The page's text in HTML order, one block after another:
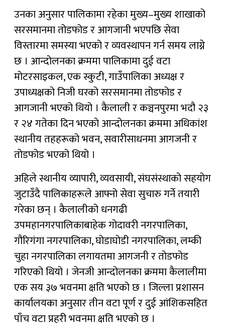
उनका अनुसार पालिकामा रहेका मुख्य–मुख्य शाखाको
सरसमानमा तोडफोड र आगजानी भएपछि सेवा
विस्तारमा समस्या भएको र व्यवस्थापन गर्न समय लाग्ने
छ । आन्दोलनका क्रममा पालिकामा दुई वटा
मोटरसाइकल, एक स्कुटी, गाउँपालिका अध्यक्ष र
उपाध्यक्षको निजी घरको सरसमानमा तोडफोड र
आगजानी भएको थियो । कैलाली र कञ्चनपुरमा भदौ २३
र २४ गतेका दिन भएको आन्दोलनका क्रममा अधिकांश
स्थानीय तहहरूको भवन, सवारीसाधनमा आगजनी र
तोडफोड भएको थियो ।
अहिले स्थानीय व्यापारी, व्यवसायी, संघसंस्थाको सहयोग
जुटाउँदै पालिकाहरूले आफ्नो सेवा सुचारु गर्ने तयारी
गरेका छन् । कैलालीको धनगढी
उपमहानगरपालिकाबाहेक गोदावरी नगरपालिका,
गौरिगंगा नगरपालिका, घोडाघोडी नगरपालिका, लम्की
चुहा नगरपालिका लगायतमा आगजनी र तोडफोड
गरिएको थियो । जेनजी आन्दोलनका क्रममा कैलालीमा
एक सय ३७ भवनमा क्षति भएको छ । जिल्ला प्रशासन
कार्यालयका अनुसार तीन वटा पूर्ण र दुई आंशिकसहित
पाँच वटा प्रहरी भवनमा क्षति भएको छ ।